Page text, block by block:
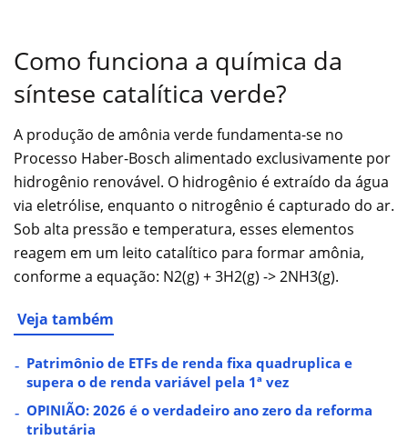
Como funciona a química da
síntese catalítica verde?
A produção de amônia verde fundamenta-se no
Processo Haber-Bosch alimentado exclusivamente por
hidrogênio renovável. O hidrogênio é extraído da água
via eletrólise, enquanto o nitrogênio é capturado do ar.
Sob alta pressão e temperatura, esses elementos
reagem em um leito catalítico para formar amônia,
conforme a equação: N2(g) + 3H2(g) -> 2NH3(g).
Veja também
Patrimônio de ETFs de renda fixa quadruplica e
supera o de renda variável pela 1ª vez
OPINIÃO: 2026 é o verdadeiro ano zero da reforma
tributária